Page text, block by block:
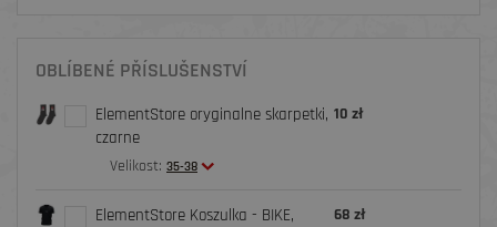
OBLÍBENÉ PŘÍSLUŠENSTVÍ
ElementStore oryginalne skarpetki,
czarne
Velikost: 35-38
10 zł
ElementStore Koszulka - BIKE,
68 zł